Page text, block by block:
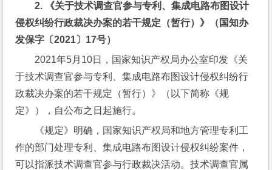
2.
《关于技术调查官参与专利、集成电路布图设计
侵权纠纷行政裁决办案的若干规定（暂行）》（国知办
发保字〔2021〕 17号）
2021年5月10日，国家知识产权局办公室印发《关
于技术调查官参与专利、集成电路布图设计侵权纠纷行
政裁决办案的若干规定（暂行）》（以下简称《规
定》），自公布之日起施行。
《规定》明确，国家知识产权局和地方管理专利工
作的部门处理专利、集成电路布图设计侵权纠纷案件，
可以指派技术调查官参与行政裁决活动。技术调查官属